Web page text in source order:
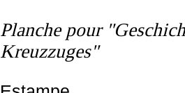
Planche pour
Kreuzzuges"